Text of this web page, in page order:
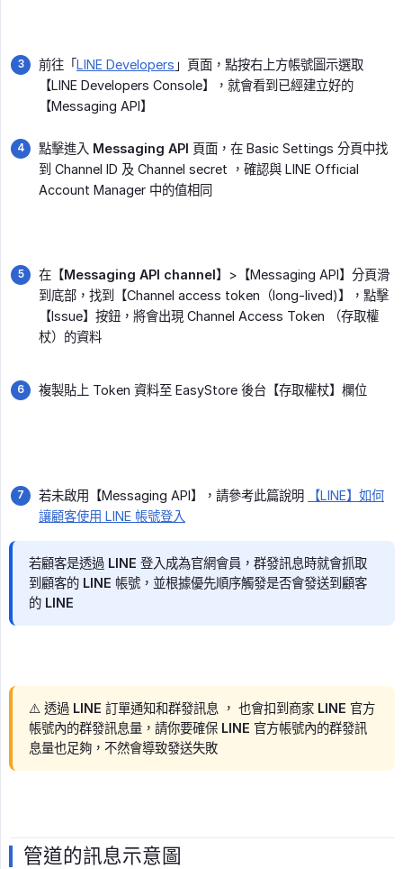
前往「LINE Developers 」頁面，點按右上方帳號圖示選取
【LINE Developers Console】，就會看到已經建立好的
【Messaging API】
點擊進入 Messaging API 頁面，在 Basic Settings 分頁中找
到 Channel ID 及 Channel secret ，確認與 LINE Official
Account Manager 中的值相同
在【Messaging API channel】>【Messaging API】分頁滑
到底部，找到【Channel access token（long-lived)】，點擊
【Issue】按鈕，將會出現 Channel Access Token （存取權
杖）的資料
複製貼上 Token 資料至 EasyStore 後台【存取權杖】欄位
若未啟用【Messaging API】，請參考此篇說明
【LINE】如何
讓顧客使用 LINE 帳號登入
若顧客是透過 LINE 登入成為官網會員，群發訊息時就會抓取
到顧客的 LINE 帳號，並根據優先順序觸發是否會發送到顧客
的 LINE
⚠️ 透過 LINE 訂單通知和群發訊息 ， 也會扣到商家 LINE 官方
帳號內的群發訊息量，請你要確保 LINE 官方帳號內的群發訊
息量也足夠，不然會導致發送失敗
管道的訊息示意圖